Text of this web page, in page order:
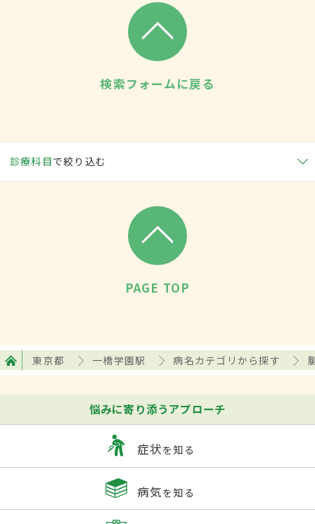
検索フォームに戻る
診療科目で絞り込む
PAGE TOP
東京都 一橋学園駅 病名カテゴリから探す
悩みに寄り添うアプローチ
症状を知る
病気を知る